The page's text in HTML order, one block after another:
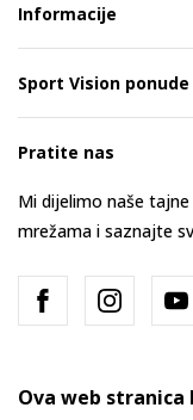
Informacije
Sport Vision ponude
Pratite nas
Mi dijelimo naše
mrežama i saznajte
Ova web